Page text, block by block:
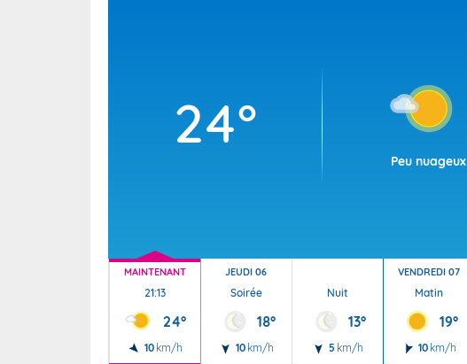
24°
Peu nuageux
MAINTENANT
21:13
24°
10 km/h
JEUDI 06
Soirée
18°
10 km/h
Nuit
13°
5 km/h
VENDREDI 07
Matin
19°
10 km/h